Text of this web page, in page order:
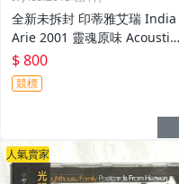
全新未拆封 印蒂雅艾瑞 India
Arie 2001 靈魂原味 Acoustic
Soul / 福茂唱片 台灣版專輯 C
D / 附側標 歌詞 環狀封條
$ 800
競標
人氣賣家